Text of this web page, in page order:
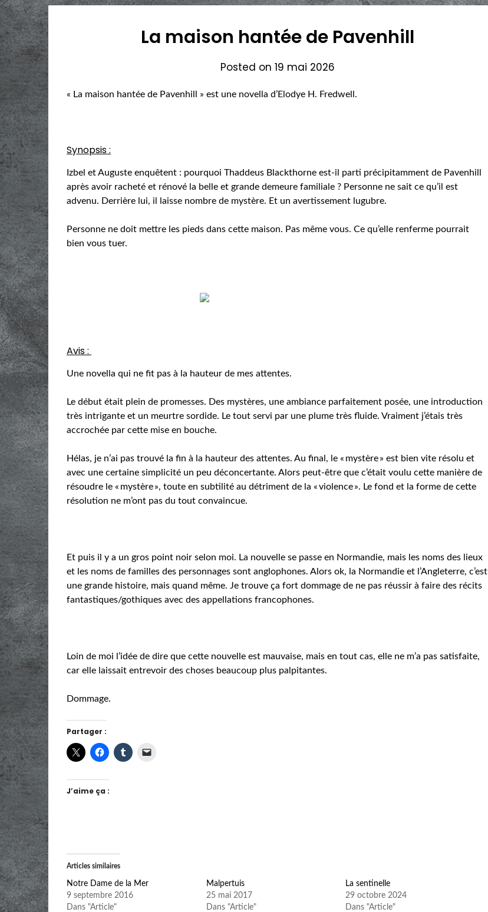
La maison hantée de Pavenhill
Posted on19 mai 2026
« La maison hantée de Pavenhill » est une novella d’Elodye H. Fredwell.
Synopsis :
Izbel et Auguste enquêtent : pourquoi Thaddeus Blackthorne est-il parti précipitamment de Pavenhill
après avoir racheté et rénové la belle et grande demeure familiale ? Personne ne sait ce qu’il est
advenu. Derrière lui, il laisse nombre de mystère. Et un avertissement lugubre.
Personne ne doit mettre les pieds dans cette maison. Pas même vous. Ce qu’elle renferme pourrait
bien vous tuer.
Avis :
Une novella qui ne fit pas à la hauteur de mes attentes.
Le début était plein de promesses. Des mystères, une ambiance parfaitement posée, une introduction
très intrigante et un meurtre sordide. Le tout servi par une plume très fluide. Vraiment j’étais très
accrochée par cette mise en bouche.
Hélas, je n’ai pas trouvé la fin à la hauteur des attentes. Au final, le « mystère » est bien vite résolu et
avec une certaine simplicité un peu déconcertante. Alors peut-être que c’était voulu cette manière de
résoudre le « mystère », toute en subtilité au détriment de la « violence ». Le fond et la forme de cette
résolution ne m’ont pas du tout convaincue.
Et puis il y a un gros point noir selon moi. La nouvelle se passe en Normandie, mais les noms des lieux
et les noms de familles des personnages sont anglophones. Alors ok, la Normandie et l’Angleterre, c’est
une grande histoire, mais quand même. Je trouve ça fort dommage de ne pas réussir à faire des récits
fantastiques/gothiques avec des appellations francophones.
Loin de moi l’idée de dire que cette nouvelle est mauvaise, mais en tout cas, elle ne m’a pas satisfaite,
car elle laissait entrevoir des choses beaucoup plus palpitantes.
Dommage.
Partager :
J’aime ça :
Articles similaires
Notre Dame de la Mer
9 septembre 2016
Dans "Article"
Malpertuis
25 mai 2017
Dans "Article"
La sentinelle
29 octobre 2024
Dans "Article"